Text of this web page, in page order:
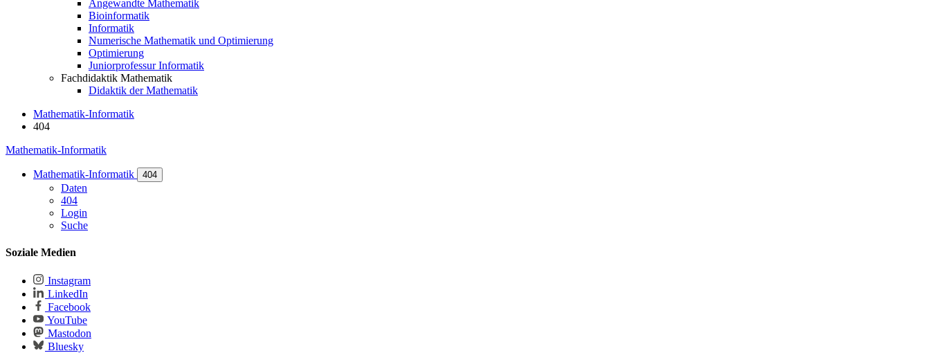
Angewandte Mathematik
Bioinformatik
Informatik
Numerische Mathematik und Optimierung
Optimierung
Juniorprofessur Informatik
Fachdidaktik Mathematik
Didaktik der Mathematik
Mathematik-Informatik
404
Mathematik-Informatik
Mathematik-Informatik 404
Daten
404
Login
Suche
Soziale Medien
Instagram
LinkedIn
Facebook
YouTube
Mastodon
Bluesky